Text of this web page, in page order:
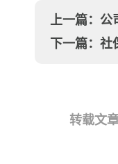
上一篇： 公
下一篇： 社
转载文